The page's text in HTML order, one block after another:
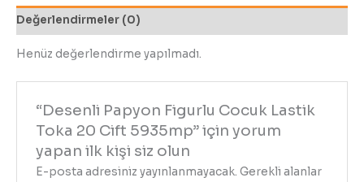
Değerlendirmeler (0)
Henüz değerlendirme yapılmadı.
“Desenli Papyon Figurlu Cocuk Lastik
Toka 20 Cift 5935mp” için yorum
yapan ilk kişi siz olun
E-posta adresiniz yayınlanmayacak. Gerekli alanlar